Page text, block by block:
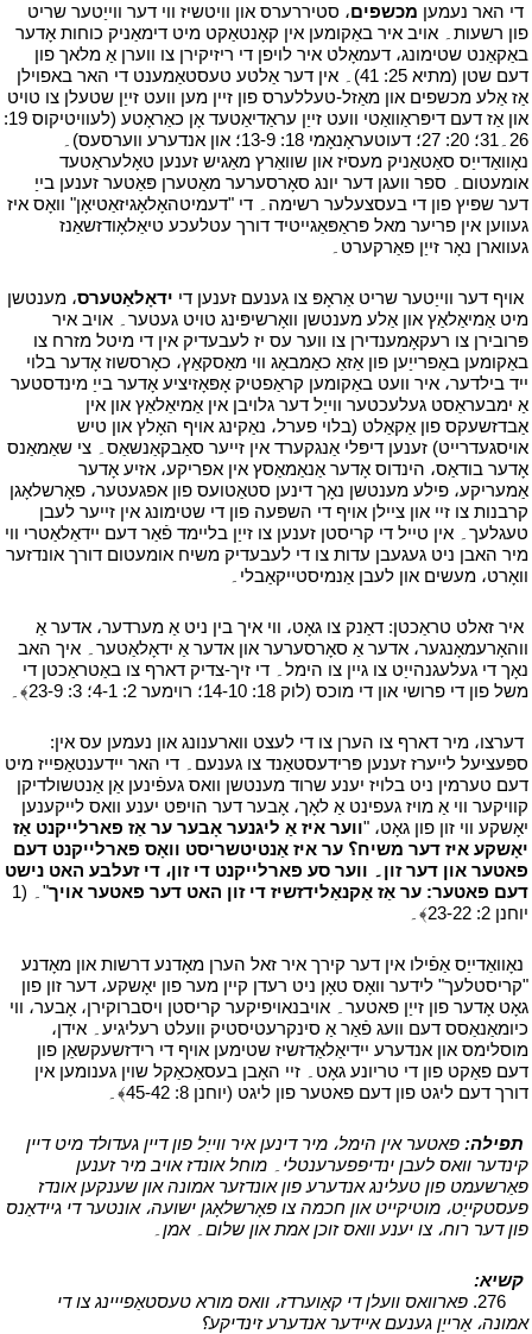
די האר נעמען מכשפים، סטיררערס און וויטשיז ווי דער ווייַטער שריט
פון רשעות۔ אויב איר באַקומען אין קאָנטאַקט מיט דימאַניק כוחות אָדער
באַקאַנט שטימונג، דעמאָלט איר לויפן די ריזיקירן צו ווערן אַ מלאך פון
דעם שטן (מתיא 25: 41)۔ אין דער אַלטע טעסטאַמענט די האר באפוילן
אַז אַלע מכשפים און מאַזל-טעללערס פון זיין מען וועט זייַן שטעלן צו טויט
און אַז דעם דיפּראַוואַטי וועט זייַן עראַדיאַטעד אָן כאַראָטע (לעוויטיקוס 19:
26۔31؛ 20: 27؛ דעוטעראָנאָמי 18: 13-9؛ און אנדערע ווערסעס)۔
נאָוואַדייַס סאַטאַניק מעסיז און שוואַרץ מאַגיש זענען טאָלעראַטעד
אומעטום۔ ספר וועגן דער יונג סאָרסערער מאַטערן פּאַטער זענען בייַ
דער שפּיץ פון די בעסצעלער רשימה۔ די "דעמיטהאָלאָגיזאַטיאָן" וואָס איז
געווען אין פריער מאל פּראַפּאַגייטיד דורך עטלעכע טיאַלאָודזשאַנז
געווארן נאָר זייַן פאַרקערט۔
אויף דער ווייַטער שריט אַראָפּ צו גענעם זענען די ידאָלאַטערס، מענטשן
מיט אַמיאַלאַץ און אַלע מענטשן וואָרשיפּינג טויט געטער۔ אויב איר
פּרובירן צו רעקאָמענדירן צו ווער עס יז לעבעדיק אין די מיטל מזרח צו
באַקומען באַפרייַען פון אַזאַ כאַמבאַג ווי מאַסקאַץ، כאָרסשוז אָדער בלוי
ייד בילדער، איר וועט באַקומען קראַפטיק אָפּאָזיציע אָדער בייַ מינדסטער
אַ ימבעראַסט געלעכטער ווייַל דער גלויבן אין אַמיאַלאַץ און אין
אַבדזשעקס פון אַקאַלט (בלוי פערל، נאַקינג אויף האָלץ און טיש
אויסגעדרייט) זענען דיפּלי אַנגקערד אין זייער סאַבקאַנשאַס۔ צי שאַמאַנס
אָדער בודאַס، הינדוס אָדער אַנאַמאַסץ אין אפריקע، אזיע אָדער
אַמעריקע، פילע מענטשן נאָך דינען סטאַטועס פון אפגעטער، פאָרשלאָגן
קרבנות צו זיי און ציילן אויף די השפּעה פון די שטימונג אין זייער לעבן
טעגלעך۔ אין טייל די קריסטן זענען צו זייַן בליימד פֿאַר דעם יידאַלאַטרי ווי
מיר האבן ניט געגעבן עדות צו די לעבעדיק משיח אומעטום דורך אונדזער
וואָרט، מעשים און לעבן אַנמיסטייקאַבלי۔
איר זאלט טראַכטן: דאַנק צו גאָט، ווי איך בין ניט אַ מערדער، אדער אַ
ווהאָרעמאָנגער، אדער אַ סאָרסערער און אדער אַ ידאָלאַטער۔ איך האב
נאָך די געלעגנהייַט צו גיין צו הימל۔ די זיך-צדיק דארף צו באַטראַכטן די
משל פון די פרושי און די מוכס (לוק 18: 14-10؛ רוימער 2: 4-1؛ 3: 9-23﴾۔
דערצו، מיר דארף צו הערן צו די לעצט ווארענונג און נעמען עס אין:
ספּעציעל לייערז זענען פּרידעסטאַנד צו גענעם۔ די האר יידענטאַפייז מיט
דעם טערמין ניט בלויז יענע שרוד מענטשן וואס געפֿינען אַן אַנטשולדיקן
קוויקער ווי אַ מויז געפינט אַ לאָך، אָבער דער הויפּט יענע וואס לייקענען
יאָשקע ווי זון פון גאָט، "ווער איז אַ ליגנער אָבער ער אַז פארלייקנט אַז
יאָשקע איז דער משיח؟ ער איז אַנטיטשריסט וואָס פארלייקנט דעם
פאטער און דער זון۔ ווער סע פארלייקנט די זון، די זעלבע האט נישט
דעם פאטער: ער אַז אַקנאַלידזשיז די זון האט דער פאטער אויך
"۔ (1
יוחנן 2: 23-22﴾۔
נאָוואַדייַס אַפֿילו אין דער קירך איר זאל הערן מאָדנע דרשות און מאָדנע
"קריסטלעך" לידער וואָס טאָן ניט רעדן קיין מער פון יאָשקע، דער זון פון
גאָט אָדער פון זייַן פאטער۔ אויבנאויפיקער קריסטן ויסברוקירן، אָבער، ווי
כיומאַנאַסס דעם וועג פֿאַר אַ סינקרעטיסטיק וועלט רעליגיע۔ אידן،
מוסלימס און אנדערע יידיאַלאַדזשיז שטימען אויף די רידזשעקשאַן פון
דעם פאַקט פון די טריונע גאָט۔ זיי האָבן בעסאַכאַקל שוין גענומען אין
דורך דעם ליגט פון דעם פאטער פון ליגט (יוחנן 8: 45-42﴾۔
תפילה: פאטער אין הימל، מיר דינען איר ווייַל פון דיין געדולד מיט דיין
קינדער וואס לעבן ינדיפפערענטלי۔ מוחל אונדז אויב מיר זענען
פאַרשעמט פון טעלינג אנדערע פון אונדזער אמונה און שענקען אונדז
פעסטקייַט، מוטיקייט און חכמה צו פאָרשלאָגן ישועה، אונטער די גיידאַנס
פון דער רוח، צו יענע וואס זוכן אמת און שלום۔ אמן۔
קשיא:
פארוואס וועלן די קאַוערדז، וואס מורא טעסטאַפייינג צו די
אמונה، אַרייַן גענעם איידער אנדערע זינדיקע؟